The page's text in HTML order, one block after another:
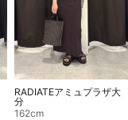
RADIATEアミュプラザ大
分
162cm